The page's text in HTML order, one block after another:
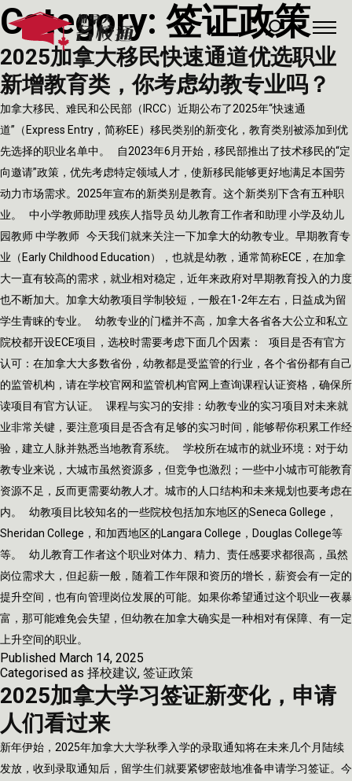
Category: 签证政策
2025加拿大移民快速通道优选职业
新增教育类，你考虑幼教专业吗？
加拿大移民、难民和公民部（IRCC）近期公布了2025年“快速通
道”（Express Entry，简称EE）移民类别的新变化，教育类别被添加到优
先选择的职业名单中。 自2023年6月开始，移民部推出了技术移民的“定
向邀请”政策，优先考虑特定领域人才，使新移民能够更好地满足本国劳
动力市场需求。2025年宣布的新类别是教育。这个新类别下含有五种职
业。 中小学教师助理 残疾人指导员 幼儿教育工作者和助理 小学及幼儿
园教师 中学教师 今天我们就来关注一下加拿大的幼教专业。早期教育专
业（Early Childhood Education），也就是幼教，通常简称ECE，在加拿
大一直有较高的需求，就业相对稳定，近年来政府对早期教育投入的力度
也不断加大。加拿大幼教项目学制较短，一般在1-2年左右，日益成为留
学生青睐的专业。 幼教专业的门槛并不高，加拿大各省各大公立和私立
院校都开设ECE项目，选校时需要考虑下面几个因素： 项目是否有官方
认可：在加拿大大多数省份，幼教都是受监管的行业，各个省份都有自己
的监管机构，请在学校官网和监管机构官网上查询课程认证资格，确保所
读项目有官方认证。 课程与实习的安排：幼教专业的实习项目对未来就
业非常关键，要注意项目是否含有足够的实习时间，能够帮你积累工作经
验，建立人脉并熟悉当地教育系统。 学校所在城市的就业环境：对于幼
教专业来说，大城市虽然资源多，但竞争也激烈；一些中小城市可能教育
资源不足，反而更需要幼教人才。城市的人口结构和未来规划也要考虑在
内。 幼教项目比较知名的一些院校包括加东地区的Seneca Gollege，
Sheridan College，和加西地区的Langara College，Douglas College等
等。 幼儿教育工作者这个职业对体力、精力、责任感要求都很高，虽然
岗位需求大，但起薪一般，随着工作年限和资历的增长，薪资会有一定的
提升空间，也有向管理岗位发展的可能。如果你希望通过这个职业一夜暴
富，那可能难免会失望，但幼教在加拿大确实是一种相对有保障、有一定
上升空间的职业。
Published March 14, 2025
Categorised as 择校建议, 签证政策
2025加拿大学习签证新变化，申请
人们看过来
新年伊始，2025年加拿大大学秋季入学的录取通知将在未来几个月陆续
发放，收到录取通知后，留学生们就要紧锣密鼓地准备申请学习签证。今